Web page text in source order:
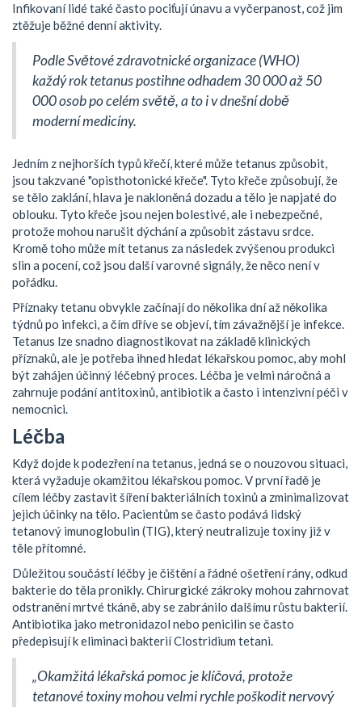
Infikovaní lidé také často pociťují únavu a vyčerpanost, což jim
ztěžuje běžné denní aktivity.
Podle Světové zdravotnické organizace (WHO)
každý rok tetanus postihne odhadem 30 000 až 50
000 osob po celém světě, a to i v dnešní době
moderní medicíny.
Jedním z nejhorších typů křečí, které může tetanus způsobit,
jsou takzvané "opisthotonické křeče". Tyto křeče způsobují, že
se tělo zaklání, hlava je nakloněná dozadu a tělo je napjaté do
oblouku. Tyto křeče jsou nejen bolestivé, ale i nebezpečné,
protože mohou narušit dýchání a způsobit zástavu srdce.
Kromě toho může mít tetanus za následek zvýšenou produkci
slin a pocení, což jsou další varovné signály, že něco není v
pořádku.
Příznaky tetanu obvykle začínají do několika dní až několika
týdnů po infekci, a čím dříve se objeví, tím závažnější je infekce.
Tetanus lze snadno diagnostikovat na základě klinických
příznaků, ale je potřeba ihned hledat lékařskou pomoc, aby mohl
být zahájen účinný léčebný proces. Léčba je velmi náročná a
zahrnuje podání antitoxinů, antibiotik a často i intenzivní péči v
nemocnici.
Léčba
Když dojde k podezření na tetanus, jedná se o nouzovou situaci,
která vyžaduje okamžitou lékařskou pomoc. V první řadě je
cílem léčby zastavit šíření bakteriálních toxinů a zminimalizovat
jejich účinky na tělo. Pacientům se často podává lidský
tetanový imunoglobulin (TIG), který neutralizuje toxiny již v
těle přítomné.
Důležitou součástí léčby je čištění a řádné ošetření rány, odkud
bakterie do těla pronikly. Chirurgické zákroky mohou zahrnovat
odstranění mrtvé tkáně, aby se zabránilo dalšímu růstu bakterií.
Antibiotika jako metronidazol nebo penicilin se často
předepisují k eliminaci bakterií Clostridium tetani.
„Okamžitá lékařská pomoc je klíčová, protože
tetanové toxiny mohou velmi rychle poškodit nervový